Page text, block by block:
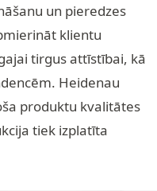
un pieredzes
klientu
tirgus attīstībai, kā
Heidenau
produktu kvalitātes
tiek izplatīta